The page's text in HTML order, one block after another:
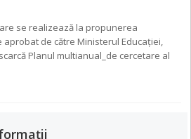
se realizează la propunerea
aprobat de către Ministerul Educaţiei,
Planul multianual_de cercetare al